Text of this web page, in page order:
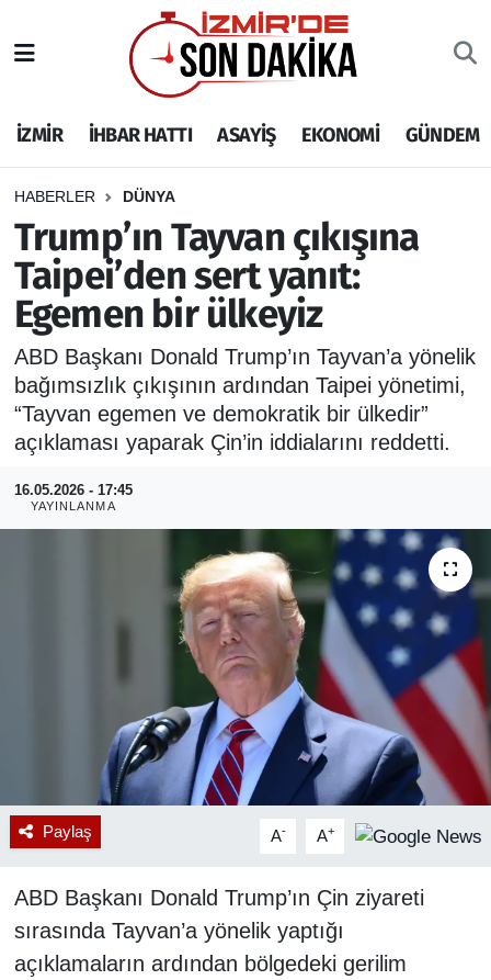
İZMİR İHBAR HATTI ASAYİŞ EKONOMİ GÜNDEM
HABERLER DÜNYA
Trump’ın Tayvan çıkışına
Taipei’den sert yanıt:
Egemen bir ülkeyiz
ABD Başkanı Donald Trump’ın Tayvan’a yönelik
bağımsızlık çıkışının ardından Taipei yönetimi,
“Tayvan egemen ve demokratik bir ülkedir”
açıklaması yaparak Çin’in iddialarını reddetti.
16.05.2026 - 17:45
YAYINLANMA
Paylaş A- A+
ABD Başkanı Donald Trump’ın Çin ziyareti
sırasında Tayvan’a yönelik yaptığı
açıklamaların ardından bölgedeki gerilim
İHBAR HATTI
DEPREM
GENEL
EKONOMİ
SİYASET
SPOR
RESMİ REKLAM
İzmir Nöbetçi Eczaneler
İzmir Hava Durumu
İzmir Namaz Vakitleri
İzmir Trafik Yoğunluk Haritası
Puan Durumu ve Fikstür
Tüm Manşetler
Son Dakika Haberleri